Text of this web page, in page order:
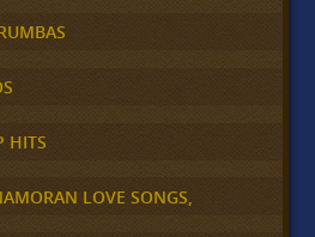
HITS
LOVE SONGS,